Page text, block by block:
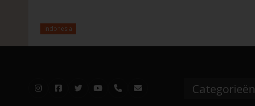
Indonesia
Categorieën